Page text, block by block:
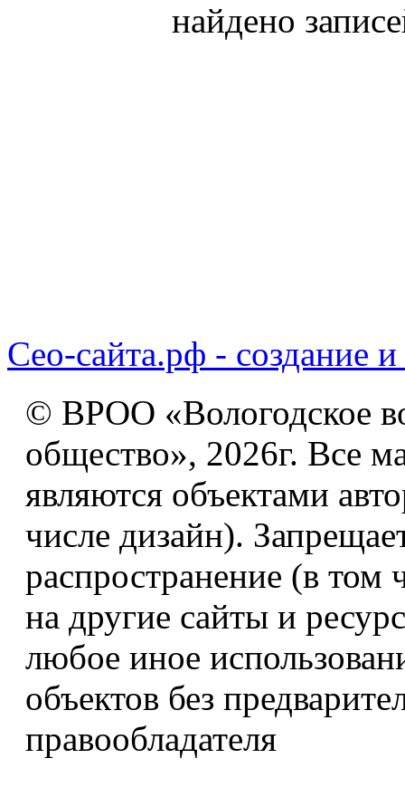
найдено
Сео-сайта.рф - создание и
© ВРОО «Вологодское
общество», 2026г. Все
являются объектами
числе дизайн).
распространение (в том
на другие сайты и
любое иное
объектов без
правообладателя